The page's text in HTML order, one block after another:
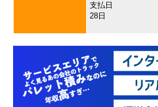
支払日
28日